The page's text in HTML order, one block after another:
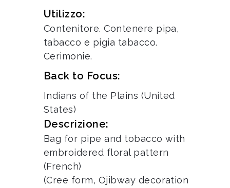
Utilizzo:
Contenitore. Contenere pipa,
tabacco e pigia tabacco.
Cerimonie.
Back to Focus:
Indians of the Plains (United
States)
Descrizione:
Bag for pipe and tobacco with
embroidered floral pattern
(French)
(Cree form, Ojibway decoration